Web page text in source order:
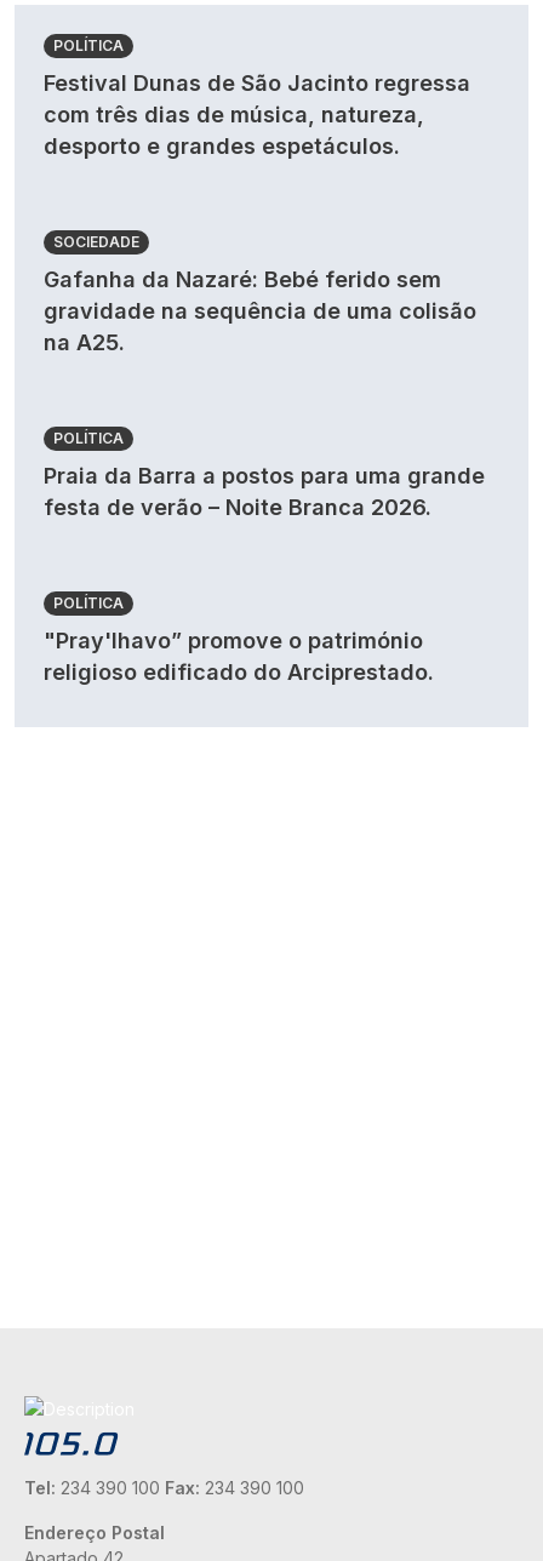
POLÍTICA
Festival Dunas de São Jacinto regressa
com três dias de música, natureza,
desporto e grandes espetáculos.
SOCIEDADE
Gafanha da Nazaré: Bebé ferido sem
gravidade na sequência de uma colisão
na A25.
POLÍTICA
Praia da Barra a postos para uma grande
festa de verão – Noite Branca 2026.
POLÍTICA
"Pray'lhavo” promove o património
religioso edificado do Arciprestado.
Tel: 234 390 100 Fax: 234 390 100
Endereço Postal